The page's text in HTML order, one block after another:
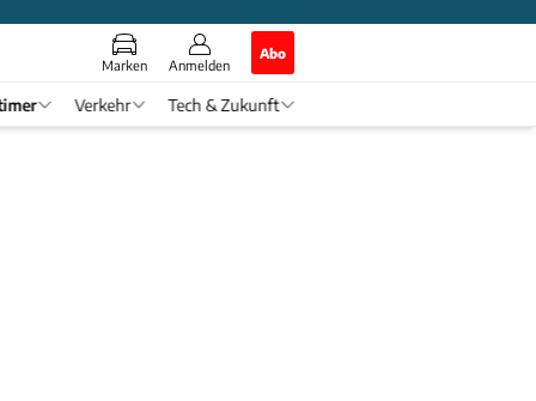
Marken Anmelden
Abo
Verkehr Tech & Zukunft